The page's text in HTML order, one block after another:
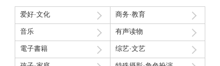
爱好·文化 商务·教育
音乐 有声读物
電子書籍 综艺·文艺